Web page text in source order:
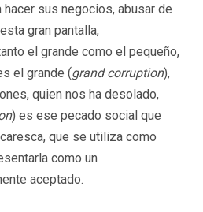
sus negocios, abusar de
gran pantalla,
el grande como el pequeño,
el grande (grand corruption),
quien nos ha desolado,
) es ese pecado social que
que se utiliza como
como un
aceptado.